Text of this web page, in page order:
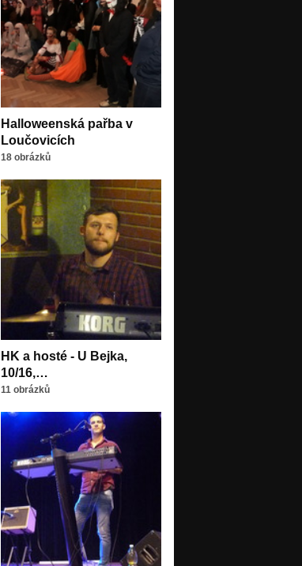
Halloweenská pařba v
Loučovicích
18 obrázků
HK a hosté - U Bejka,
10/16,…
11 obrázků